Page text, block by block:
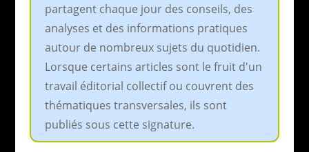
partagent chaque jour des conseils, des
analyses et des informations pratiques
autour de nombreux sujets du quotidien.
Lorsque certains articles sont le fruit d'un
travail éditorial collectif ou couvrent des
thématiques transversales, ils sont
publiés sous cette signature.